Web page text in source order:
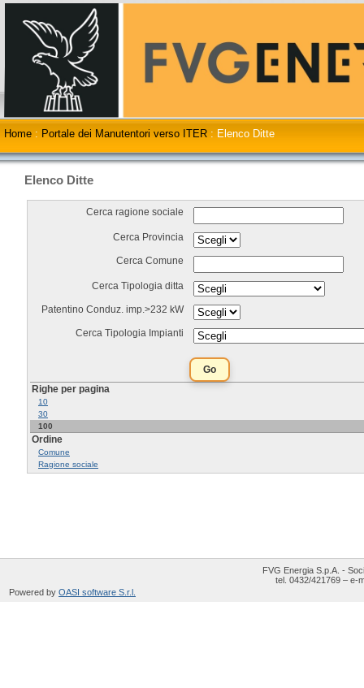
Home : Portale dei Manutentori verso ITER : Elenco Ditte
Elenco Ditte
Cerca ragione sociale
Cerca Provincia
Cerca Comune
Cerca Tipologia ditta
Patentino Conduz. imp.>232 kW
Cerca Tipologia Impianti
Righe per pagina
10
30
100
Ordine
Comune
Ragione sociale
FVG Energia S.p.A. -
tel. 0432/421769 – e-
Powered by OASI software S.r.l.